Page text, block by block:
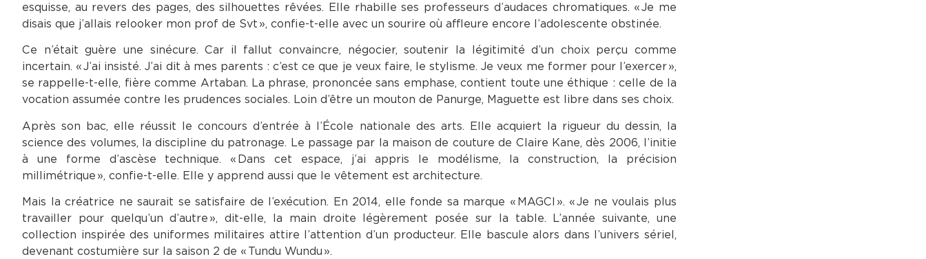
esquisse, au revers des pages, des silhouettes rêvées. Elle rhabille ses professeurs d’audaces chromatiques. « Je me
disais que j’allais relooker mon prof de Svt », confie-t-elle avec un sourire où affleure encore l’adolescente obstinée.
Ce n’était guère une sinécure. Car il fallut convaincre, négocier, soutenir la légitimité d’un choix perçu comme
incertain. « J’ai insisté. J’ai dit à mes parents : c’est ce que je veux faire, le stylisme. Je veux me former pour l’exercer »,
se rappelle-t-elle, fière comme Artaban. La phrase, prononcée sans emphase, contient toute une éthique : celle de la
vocation assumée contre les prudences sociales. Loin d’être un mouton de Panurge, Maguette est libre dans ses choix.
Après son bac, elle réussit le concours d’entrée à l’École nationale des arts. Elle acquiert la rigueur du dessin, la
science des volumes, la discipline du patronage. Le passage par la maison de couture de Claire Kane, dès 2006, l’initie
à une forme d’ascèse technique. « Dans cet espace, j’ai appris le modélisme, la construction, la précision
millimétrique », confie-t-elle. Elle y apprend aussi que le vêtement est architecture.
Mais la créatrice ne saurait se satisfaire de l’exécution. En 2014, elle fonde sa marque « MAGCI ». « Je ne voulais plus
travailler pour quelqu’un d’autre », dit-elle, la main droite légèrement posée sur la table. L’année suivante, une
collection inspirée des uniformes militaires attire l’attention d’un producteur. Elle bascule alors dans l’univers sériel,
devenant costumière sur la saison 2 de « Tundu Wundu ».